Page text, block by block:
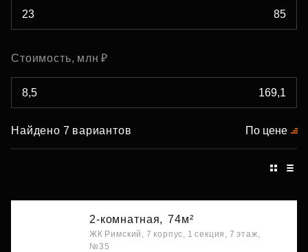
Стоимость, млн ₽
Найдено 7 вариантов По цене
2-комнатная, 74м²
ЖК Римский, 7 корпус, 1 секция, 7 этаж,
№35